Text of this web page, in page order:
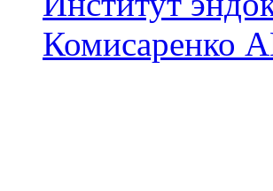
Комисаренко